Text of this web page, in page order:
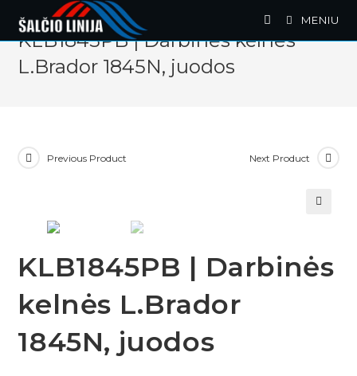
content
MENIU
KLB1845PB | Darbinės kelnės
L.Brador 1845N, juodos
Previous Product Next Product
KLB1845PB | Darbinės
kelnės L.Brador
1845N, juodos